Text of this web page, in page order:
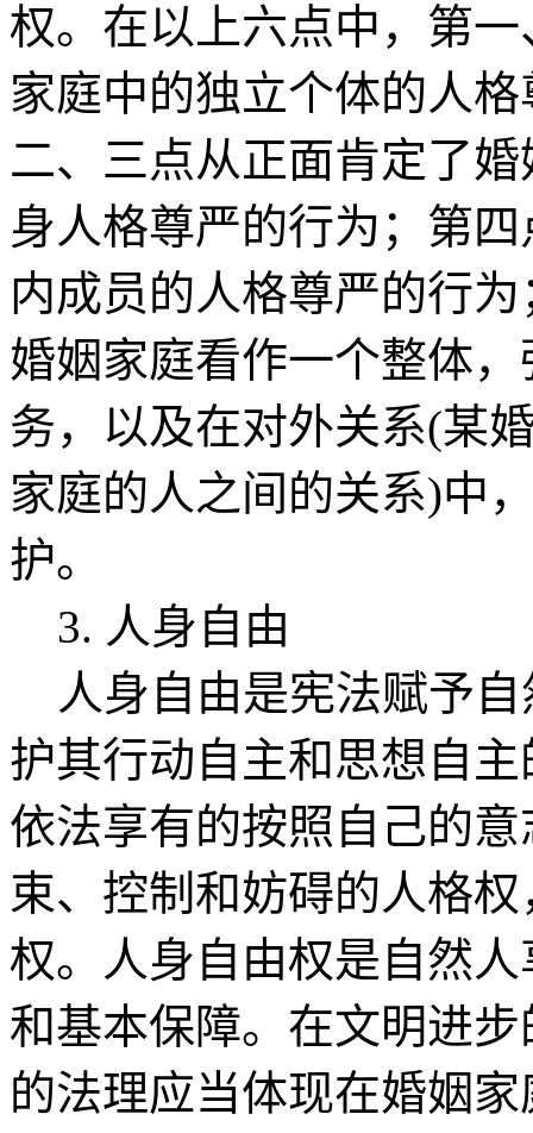
权。在以上六点中，第
家庭中的独立个体的人
二、三点从正面肯定了
身人格尊严的行为；第
内成员的人格尊严的行
婚姻家庭看作一个整体
务，以及在对外关系(某
家庭的人之间的关系)中
护。
3. 人身自由
人身自由是宪法赋予自
护其行动自主和思想自
依法享有的按照自己的
束、控制和妨碍的人格
权。人身自由权是自然
和基本保障。在文明进
的法理应当体现在婚姻